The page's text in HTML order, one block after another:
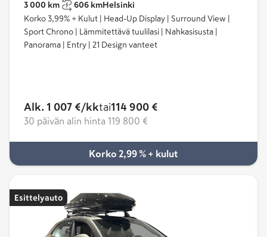
3 000 km 606 km Helsinki
Korko 3,99% + Kulut | Head-Up Display | Surround View |
Sport Chrono | Lämmitettävä tuulilasi | Nahkasisusta |
Panorama | Entry | 21 Design vanteet
Alk. 1 007 €/kktai114 900 €
30 päivän alin hinta 119 800 €
Korko 2,99 % + kulut
Esittelyauto